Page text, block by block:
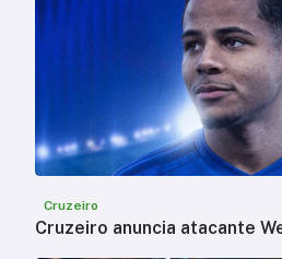
Cruzeiro
Cruzeiro anuncia atacante